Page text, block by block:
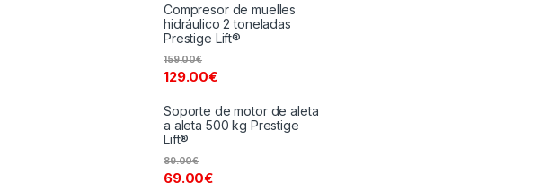
Compresor de muelles
hidráulico 2 toneladas
Prestige Lift®
129.00€
159.00€
Soporte de motor de aleta
a aleta 500 kg Prestige
Lift®
69.00€
89.00€